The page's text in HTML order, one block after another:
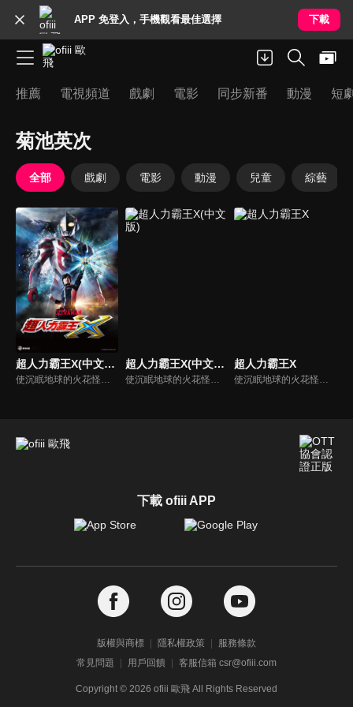
APP 免登入，手機觀看最佳選擇 下載
推薦 電視頻道 戲劇 電影 同步新番 動漫 短
菊池英次
全部 戲劇 電影 動漫 兒童 綜藝
超人力霸王X(中文版)
使沉眠地球的火花怪獸實體化異常爆發的太陽閃焰-究極閃焰被觀測到15年之後，怪獸對抗防衛機構Xio隊員大空大地在進行對電子怪獸的實驗時，超高溫能融化一切的怪獸迪瑪伽出現了！這時大地的多功能裝置傳出了不可思議的聲音。受之引導，大地與光之巨人融合後向怪獸決鬥！超人力霸王X誕生！
超人力霸王X(中文版)
使沉眠地球的火花怪獸實體化異常爆發的太陽閃焰-究極閃焰被觀測到15年之後，怪獸對抗防衛機構Xio隊員大空大地在進行對電子怪獸的實驗時，超高溫能融化一切的怪獸迪瑪伽出現了！這時大地的多功能裝置傳出了不可思議的聲音。受之引導，大地與光之巨人融合後向怪獸決鬥！超人力霸王X誕生！
超人力霸王X
使沉眠地球的火花怪獸實體化異常爆發的太陽閃焰-究極閃焰被觀測到15年之後，怪獸對抗防衛機構Xio隊員大空大地在進行對電子怪獸的實驗時，超高溫能融化一切的怪獸迪瑪伽出現了！這時大地的多功能裝置傳出了不可思議的聲音。受之引導，大地與光之巨人融合後向怪獸決鬥！超人力霸王X誕生！
下載 ofiii APP
版權與商標 隱私權政策
服務條款
常見問題
用戶回饋 客服信箱 csr@ofiii.com
Copyright © 2026 ofiii 歐飛 All Rights Reserved